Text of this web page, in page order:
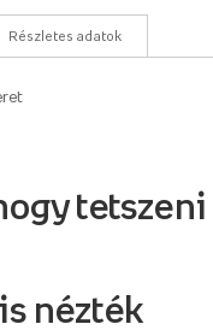
Részletes adatok
nézték